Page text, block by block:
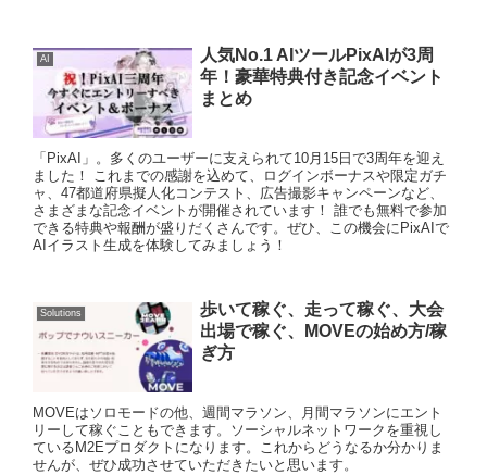
AI
人気No.1 AIツールPixAIが3周
年！豪華特典付き記念イベント
まとめ
「PixAI」。多くのユーザーに支えられて10月15日で3周年を迎え
ました！ これまでの感謝を込めて、ログインボーナスや限定ガチ
ャ、47都道府県擬人化コンテスト、広告撮影キャンペーンなど、
さまざまな記念イベントが開催されています！ 誰でも無料で参加
できる特典や報酬が盛りだくさんです。ぜひ、この機会にPixAIで
AIイラスト生成を体験してみましょう！
Solutions
歩いて稼ぐ、走って稼ぐ、大会
出場で稼ぐ、MOVEの始め方/稼
ぎ方
MOVEはソロモードの他、週間マラソン、月間マラソンにエント
リーして稼ぐこともできます。ソーシャルネットワークを重視し
ているM2Eプロダクトになります。これからどうなるか分かりま
せんが、ぜひ成功させていただきたいと思います。